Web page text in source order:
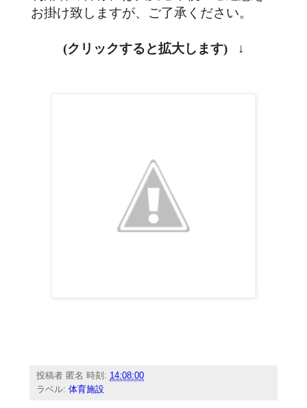
お掛け致しますが、ご了承ください。
(クリックすると拡大します) ↓
投稿者 匿名 時刻: 14:08:00
ラベル:体育施設